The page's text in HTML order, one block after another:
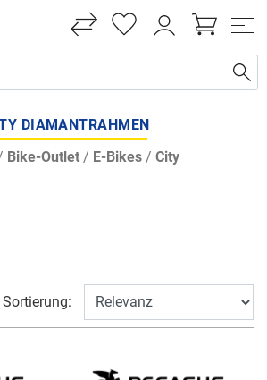
DIAMANTRAHMEN
Bike-Outlet/ E-Bikes/ City
Sortierung: